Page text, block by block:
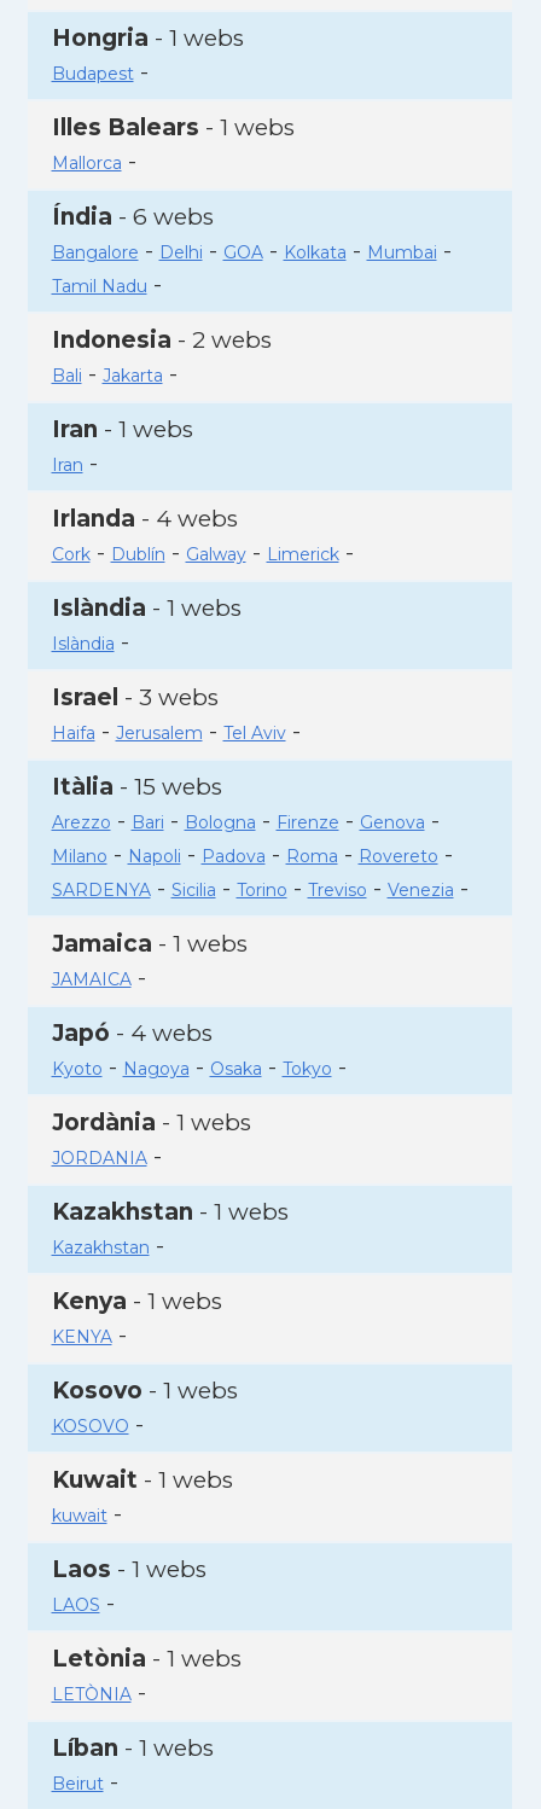
Hongria - 1 webs
Budapest-
Illes Balears - 1 webs
Mallorca -
Índia - 6 webs
Bangalore - Delhi - GOA- Kolkata - Mumbai -
Tamil Nadu -
Indonesia - 2 webs
Bali - Jakarta -
Iran - 1 webs
Iran -
Irlanda - 4 webs
Cork- Dublín - Galway- Limerick-
Islàndia - 1 webs
Islàndia -
Israel - 3 webs
Haifa - Jerusalem - Tel Aviv-
Itàlia - 15 webs
Arezzo - Bari - Bologna - Firenze - Genova -
Milano - Napoli - Padova - Roma - Rovereto -
SARDENYA- Sicilia - Torino - Treviso - Venezia -
Jamaica - 1 webs
JAMAICA-
Japó - 4 webs
Kyoto - Nagoya - Osaka - Tokyo -
Jordània - 1 webs
JORDANIA-
Kazakhstan - 1 webs
Kazakhstan -
Kenya - 1 webs
KENYA-
Kosovo - 1 webs
KOSOVO -
Kuwait - 1 webs
kuwait-
Laos - 1 webs
LAOS -
Letònia - 1 webs
LETÒNIA-
Líban - 1 webs
Beirut-